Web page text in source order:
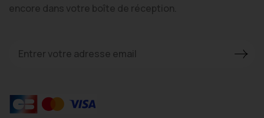
encore dans votre boîte de réception.